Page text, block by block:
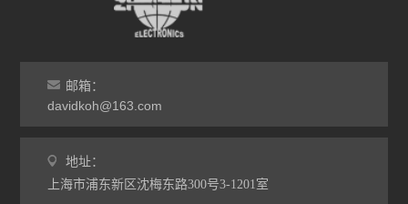
邮箱：
davidkoh@163.com
地址：
上海市浦东新区沈梅东路300号3-1201室